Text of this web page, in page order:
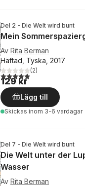
Del 2 - Die Welt wird bunt
Mein
Av Rita Berman
Häftad, Tyska, 2017
5,0utav 5 stjärnor. Totalt
(2)
129 kr
Lägg till
Skickas inom 3-6 vardagar
Del 7 - Die Welt wird bunt
Die Welt unter der
Wasser
Av Rita Berman